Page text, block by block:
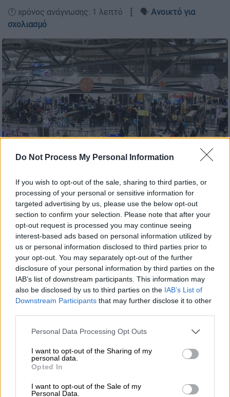
Do Not Process My Personal Information
If you wish to opt-out of the sale, sharing to third parties, or
processing of your personal or sensitive information for
targeted advertising by us, please use the below opt-out
section to confirm your selection. Please note that after your
opt-out request is processed you may continue seeing
interest-based ads based on personal information utilized by
us or personal information disclosed to third parties prior to
your opt-out. You may separately opt-out of the further
disclosure of your personal information by third parties on the
IAB’s list of downstream participants. This information may
also be disclosed by us to third parties on the IAB’s List of
Downstream Participants that may further disclose it to other
Please note that this website/app uses one or more Google
not limited to your visit or usage behaviour. You may click to
grant or deny consent to Google and its third-party tags to
use your data for below specified purposes in below Google
consent section.
Personal Data Processing Opt Outs
I want to opt-out of the Sharing of my
personal data.
Opted In
I want to opt-out of the Sale of my
Personal Data.
🕛 χρόνος ανάγνωσης: 1 λεπτό ┋ 🗣️ Ανοικτό για
σχολιασμό
Προσθέστε το ΕΘΝΟΣ στη Google
Ο υπουργός Υποδομών και Μεταφορών
Χρίστος Δήμαςζητά την παραίτηση του
διοικητή της Υπηρεσίας Πολιτικής
Αεροπορίας,Γιώργου Σαουνάτσου,μετά το
μπλακ άουτστα συστήματα ασφάλειας της
εναέριας κυκλοφορίας, στις 4 Ιανουαρίου.
Ο κ. Δήμας είχε προαναγγείλει
αυτές που αναλογούν στην ΥΠΑ, για το μπλακ
άουτ στο FIR Αθηνών